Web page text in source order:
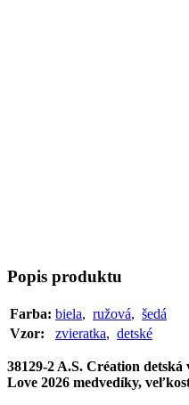
Popis produktu
Farba: biela, ružová, šedá
Vzor:
zvieratka, detské
38129-2 A.S. Création
Love 2026 medvedíky,